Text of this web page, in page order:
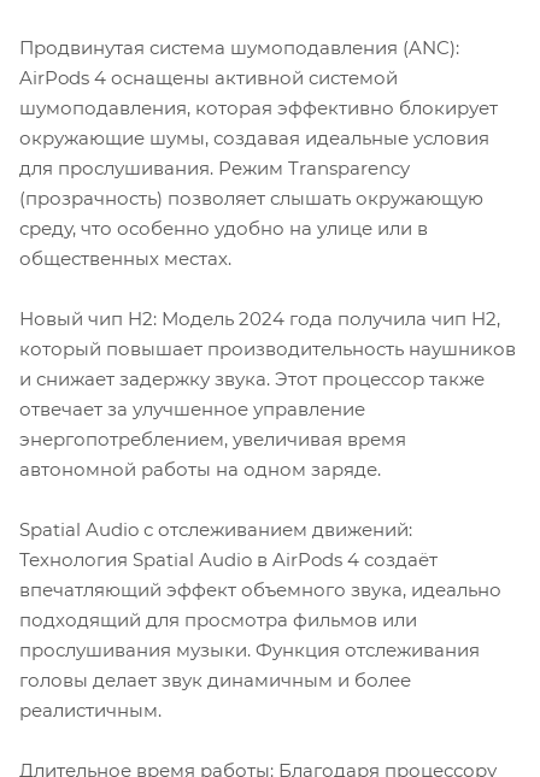
Продвинутая система шумоподавления (ANC):
AirPods 4 оснащены активной системой
шумоподавления, которая эффективно блокирует
окружающие шумы, создавая идеальные условия
для прослушивания. Режим Transparency
(прозрачность) позволяет слышать окружающую
среду, что особенно удобно на улице или в
общественных местах.
Новый чип H2: Модель 2024 года получила чип H2,
который повышает производительность наушников
и снижает задержку звука. Этот процессор также
отвечает за улучшенное управление
энергопотреблением, увеличивая время
автономной работы на одном заряде.
Spatial Audio с отслеживанием движений:
Технология Spatial Audio в AirPods 4 создаёт
впечатляющий эффект объемного звука, идеально
подходящий для просмотра фильмов или
прослушивания музыки. Функция отслеживания
головы делает звук динамичным и более
реалистичным.
Длительное время работы: Благодаря процессору